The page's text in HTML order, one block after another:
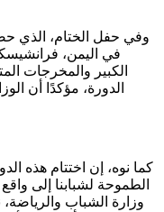
وفي حفل الختام، الذي
في اليمن،
الكبير والمخرجات
الدورة، مؤكدًا أن
كما نوه، إن اختتام هذه
الطموحة لشبابنا إلى
وزارة الشباب